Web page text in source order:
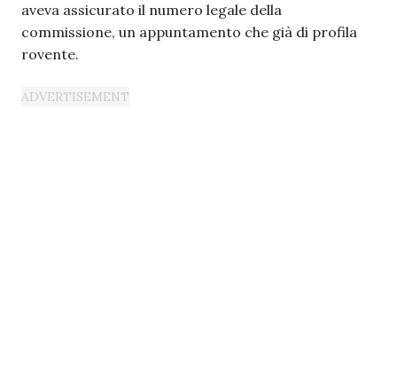
aveva assicurato il numero legale della
commissione, un appuntamento che già di profila
rovente.